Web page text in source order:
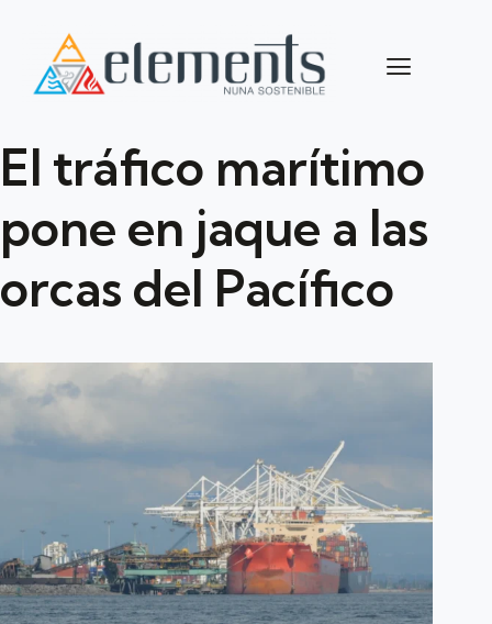
El tráfico marítimo
pone en jaque a las
orcas del Pacífico